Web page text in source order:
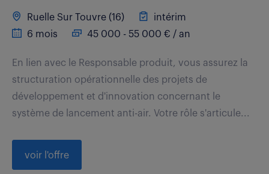
Ruelle Sur Touvre (16)
intérim
6 mois
45 000 - 55 000 € / an
En lien avec le Responsable produit, vous assurez la
structuration opérationnelle des projets de
développement et d'innovation concernant le
système de lancement anti-air. Votre rôle s'articule...
voir l'offre